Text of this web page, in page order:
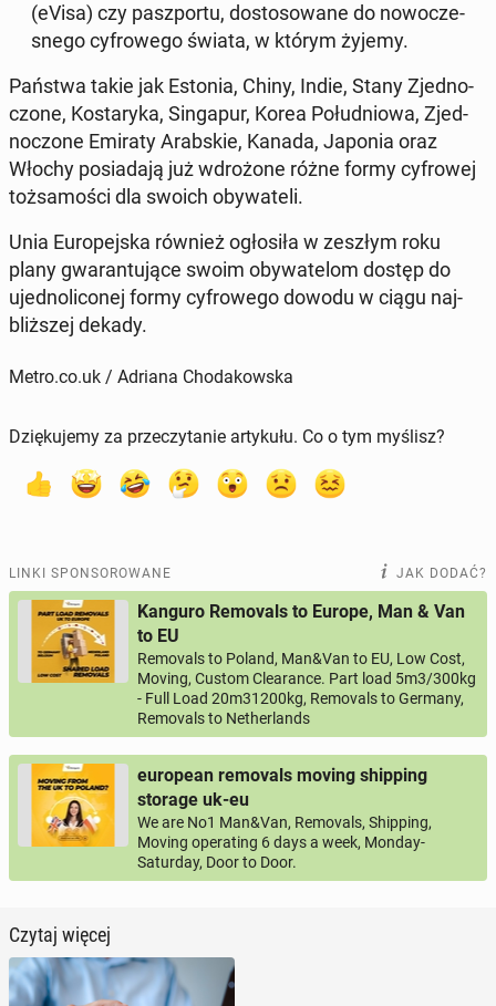
(eVisa) czy pasz­por­tu, do­sto­so­wa­ne do no­wo­cze­
sne­go cy­fro­we­go świata, w którym żyjemy.
Państwa takie jak Estonia, Chiny, Indie, Stany Zjed­no­
czo­ne, Ko­sta­ry­ka, Sin­ga­pur, Korea Po­łu­dnio­wa, Zjed­
no­czo­ne Emiraty Arab­skie, Kanada, Japonia oraz
Włochy po­sia­da­ją już wdro­żo­ne różne formy cy­fro­wej
toż­sa­mo­ści dla swoich oby­wa­te­li.
Unia Eu­ro­pej­ska również ogło­si­ła w zeszłym roku
plany gwa­ran­tu­ją­ce swoim oby­wa­te­lom dostęp do
ujed­no­li­co­nej formy cy­fro­we­go dowodu w ciągu naj­
bliż­szej dekady.
Metro.co.uk / Adriana Chodakowska
Dziękujemy za przeczytanie artykułu. Co o tym myślisz?
LINKI SPONSOROWANE JAK DODAĆ?
Kanguro Removals to Europe, Man & Van
to EU
Removals to Poland, Man&Van to EU, Low Cost,
Moving, Custom Clearance. Part load 5m3/300kg
- Full Load 20m31200kg, Removals to Germany,
Removals to Netherlands
european removals moving shipping
storage uk-eu
We are No1 Man&Van, Removals, Shipping,
Moving operating 6 days a week, Monday-
Saturday, Door to Door.
Czytaj więcej